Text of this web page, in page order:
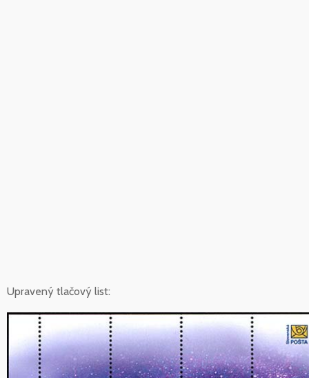
Upravený tlačový list: